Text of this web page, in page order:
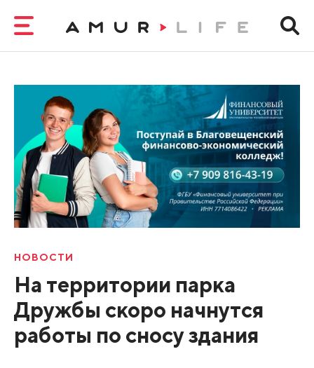
НОВОСТИ
На территории парка
Дружбы скоро начнутся
работы по сносу здания